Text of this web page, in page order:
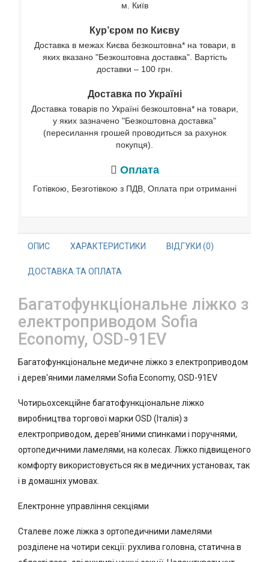
м. Київ
Кур’єром по Києву
Доставка в межах Києва безкоштовна* на товари, в
яких вказано "Безкоштовна доставка". Вартість
доставки – 100 грн.
Доставка по Україні
Доставка товарів по Україні безкоштовна* на товари,
у яких зазначено "Безкоштовна доставка"
(пересилання грошей проводиться за рахунок
покупця).
Оплата
Готівкою, Безготівкою з ПДВ, Оплата при отриманні
ОПИС ХАРАКТЕРИСТИКИ ВІДГУКИ (0)
ДОСТАВКА ТА ОПЛАТА
Багатофункціональне ліжко з
електроприводом Sofia
Economy, OSD-91EV
Багатофункціональне медичне ліжко з електроприводом
і дерев'яними ламелями Sofia Economy, OSD-91EV
Чотирьохсекційне багатофункціональне ліжко
виробництва торгової марки OSD (Італія) з
електроприводом, дерев'яними спинками і поручнями,
ортопедичними ламелями, на колесах. Ліжко підвищеного
комфорту використовується як в медичних установах, так
і в домашніх умовах.
Електронне управління секціями
Сталеве ложе ліжка з ортопедичними ламелями
розділене на чотири секції: рухлива головна, статична в